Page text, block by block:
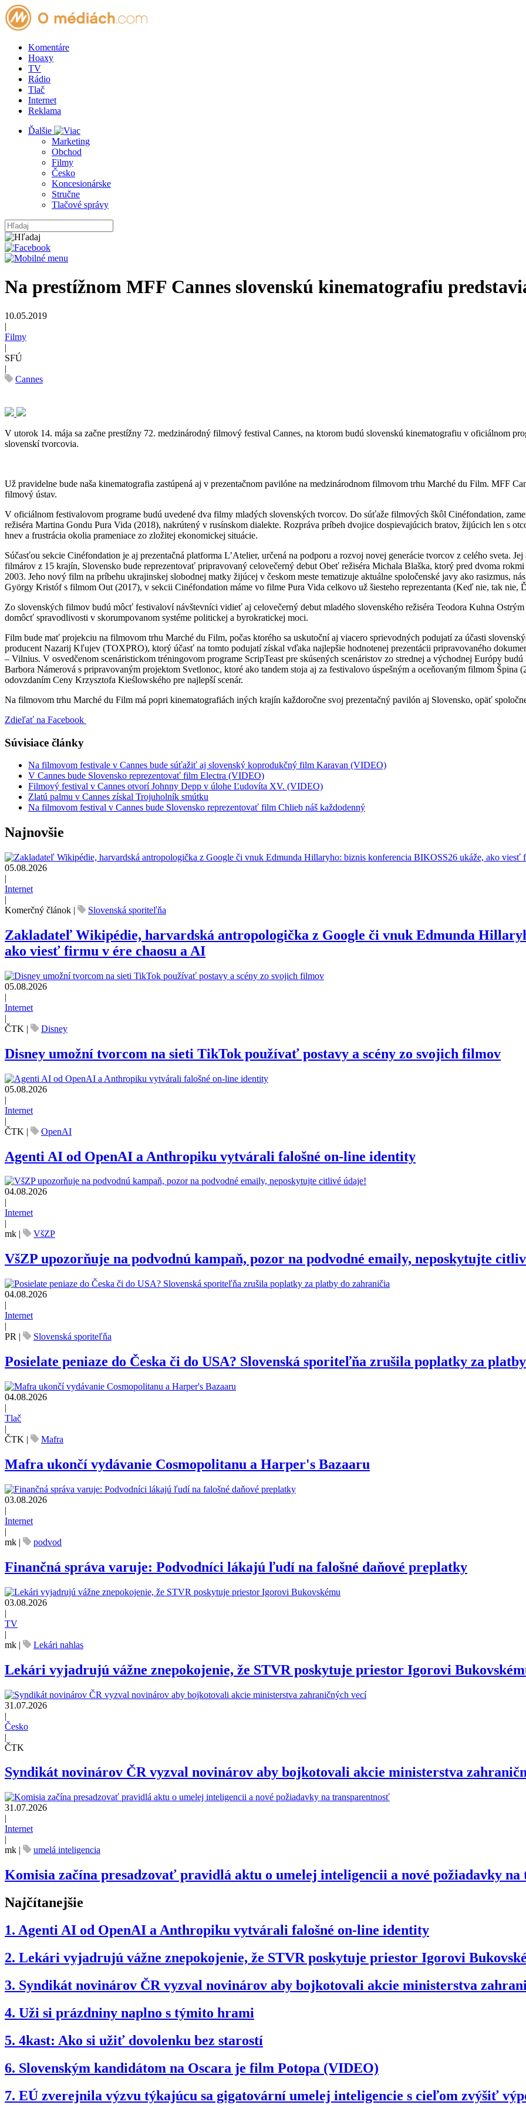
Komentáre
Hoaxy
TV
Rádio
Tlač
Internet
Reklama
Ďalšie
Marketing
Obchod
Filmy
Česko
Koncesionárske
Stručne
Tlačové správy
Na prestížnom MFF Cannes slovenskú kinematografiu
10.05.2019
|
Filmy
|
SFÚ
|
Cannes
V utorok 14. mája sa začne prestížny 72. medzinárodný filmový festival Cannes, na ktorom budú slovenskú kinematografiu v oficiálnom
slovenskí tvorcovia.
Už pravidelne bude naša kinematografia zastúpená aj v prezentačnom pavilóne na medzinárodnom filmovom trhu Marché du Film. MFF
filmový ústav.
V oficiálnom festivalovom programe budú uvedené dva filmy mladých slovenských tvorcov. Do súťaže filmových škôl Cinéfondation,
režiséra Martina Gondu Pura Vida (2018), nakrútený v rusínskom dialekte. Rozpráva príbeh dvojice dospievajúcich bratov, žijúcich len s
hnev a frustrácia okolia prameniace zo zložitej ekonomickej situácie.
Súčasťou sekcie Cinéfondation je aj prezentačná platforma L’Atelier, určená na podporu a rozvoj novej generácie tvorcov z celého sveta.
filmárov z 15 krajín, Slovensko bude reprezentovať pripravovaný celovečerný debut Obeť režiséra Michala Blaška, ktorý pred dvoma
2003. Jeho nový film na príbehu ukrajinskej slobodnej matky žijúcej v českom meste tematizuje aktuálne spoločenské javy ako rasizmus,
György Kristóf s filmom Out (2017), v sekcii Cinéfondation máme vo filme Pura Vida celkovo už šiesteho reprezentanta (Keď nie, tak nie,
Zo slovenských filmov budú môcť festivaloví návštevníci vidieť aj celovečerný debut mladého slovenského režiséra Teodora Kuhna
domôcť spravodlivosti v skorumpovanom systéme politickej a byrokratickej moci.
Film bude mať projekciu na filmovom trhu Marché du Film, počas ktorého sa uskutoční aj viacero sprievodných podujatí za účasti
producent Nazarij Kľujev (TOXPRO), ktorý účasť na tomto podujatí získal vďaka najlepšie hodnotenej prezentácii pripravovaného
– Vilnius. V osvedčenom scenáristickom tréningovom programe ScripTeast pre skúsených scenáristov zo strednej a východnej Európy
Barbora Námerová s pripravovaným projektom Svetlonoc, ktoré ako tandem stoja aj za festivalovo úspešným a oceňovaným filmom Špina
odovzdaním Ceny Krzysztofa Kieślowského pre najlepší scenár.
Na filmovom trhu Marché du Film má popri kinematografiách iných krajín každoročne svoj prezentačný pavilón aj Slovensko, opäť
Zdieľať na Facebook
Súvisiace články
Na filmovom festivale v Cannes bude súťažiť aj slovenský koprodukčný film Karavan (VIDEO)
V Cannes bude Slovensko reprezentovať film Electra (VIDEO)
Filmový festival v Cannes otvorí Johnny Depp v úlohe Ľudovíta XV. (VIDEO)
Zlatú palmu v Cannes získal Trojuholník smútku
Na filmovom festival v Cannes bude Slovensko reprezentovať film Chlieb náš každodenný
Najnovšie
05.08.2026
|
Internet
|
Komerčný článok | Slovenská sporiteľňa
Zakladateľ Wikipédie, harvardská antropologička z Google či vnuk Edmunda
ako viesť firmu v ére chaosu a AI
05.08.2026
|
Internet
|
ČTK | Disney
Disney umožní tvorcom na sieti TikTok používať postavy a scény zo svojich filmov
05.08.2026
|
Internet
|
ČTK | OpenAI
Agenti AI od OpenAI a Anthropiku vytvárali falošné on-line identity
04.08.2026
Internet
mk
VšZP
VšZP upozorňuje na podvodnú kampaň, pozor na podvodné emaily, neposkytujte
04.08.2026
|
Internet
|
PR | Slovenská sporiteľňa
Posielate peniaze do Česka či do USA? Slovenská sporiteľňa zrušila poplatky za
04.08.2026
|
Tlač
|
ČTK | Mafra
Mafra ukončí vydávanie Cosmopolitanu a Harper's Bazaaru
03.08.2026
|
Internet
|
mk | podvod
Finančná správa varuje: Podvodníci lákajú ľudí na falošné daňové preplatky
03.08.2026
|
TV
|
mk | Lekári nahlas
Lekári vyjadrujú vážne znepokojenie, že STVR poskytuje priestor Igorovi
31.07.2026
|
Česko
|
ČTK
Syndikát novinárov ČR vyzval novinárov aby bojkotovali akcie ministerstva
31.07.2026
|
Internet
|
mk | umelá inteligencia
Komisia začína presadzovať pravidlá aktu o umelej inteligencii a nové požiadavky
Najčítanejšie
1. Agenti AI od OpenAI a Anthropiku vytvárali falošné on-line identity
2. Lekári vyjadrujú vážne znepokojenie, že STVR poskytuje priestor Igorovi
3. Syndikát novinárov ČR vyzval novinárov aby bojkotovali akcie ministerstva
4. Uži si prázdniny naplno s týmito hrami
5. 4kast: Ako si užiť dovolenku bez starostí
6. Slovenským kandidátom na Oscara je film Potopa (VIDEO)
7. EÚ zverejnila výzvu týkajúcu sa gigatovární umelej inteligencie s cieľom zvýšiť